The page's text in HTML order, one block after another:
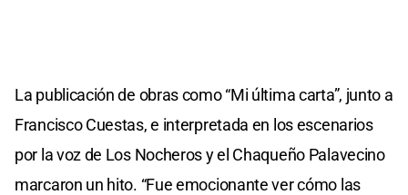
La publicación de obras como “Mi última carta”, junto a
Francisco Cuestas, e interpretada en los escenarios
por la voz de Los Nocheros y el Chaqueño Palavecino
marcaron un hito. “Fue emocionante ver cómo las